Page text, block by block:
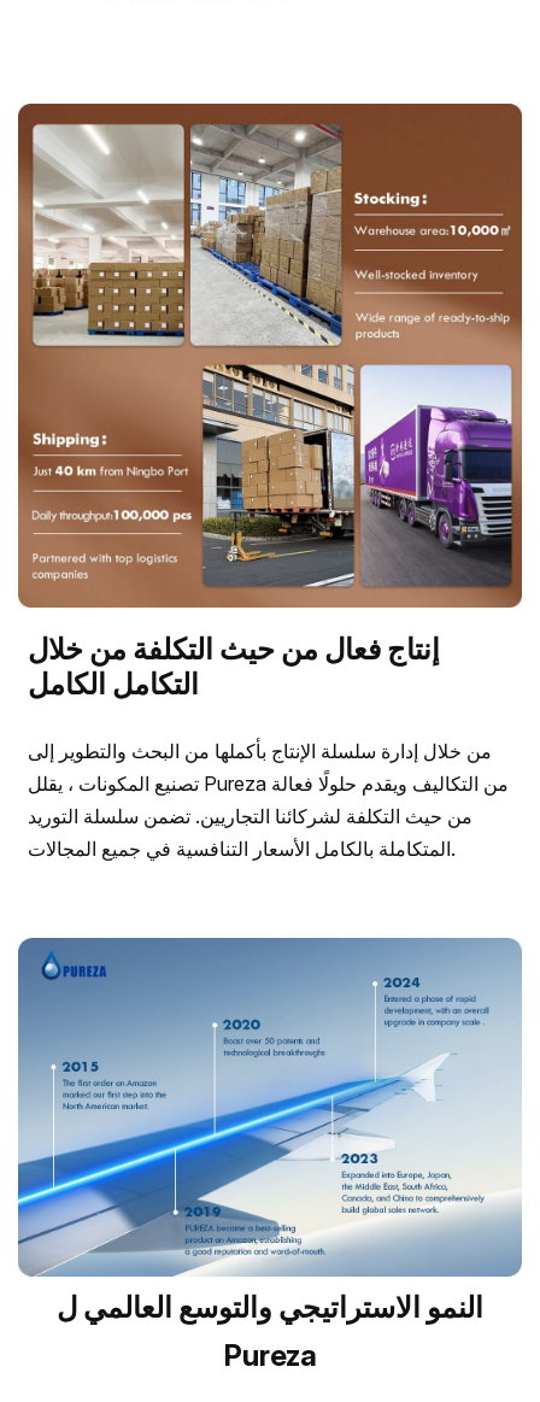
إنتاج فعال من حيث التكلفة من خلال
التكامل الكامل
من خلال إدارة سلسلة الإنتاج بأكملها من البحث والتطوير إلى
تصنيع المكونات ، يقلل Pureza من التكاليف ويقدم حلولًا فعالة
من حيث التكلفة لشركائنا التجاريين. تضمن سلسلة التوريد
المتكاملة بالكامل الأسعار التنافسية في جميع المجالات.
النمو الاستراتيجي والتوسع العالمي ل
Pureza